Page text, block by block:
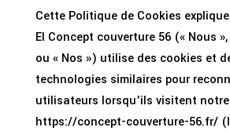
Cette Politique de Cookies
EI Concept couverture 56 (« Nous
ou « Nos ») utilise des cookies et
technologies similaires pour
utilisateurs lorsqu’ils visitent
https://concept-couverture-56.fr/